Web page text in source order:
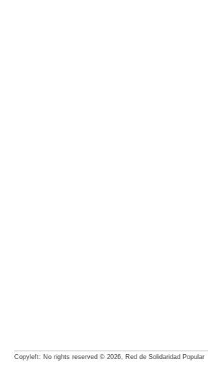
Copyleft: No rights reserved © 2026, Red de Solidaridad Popular